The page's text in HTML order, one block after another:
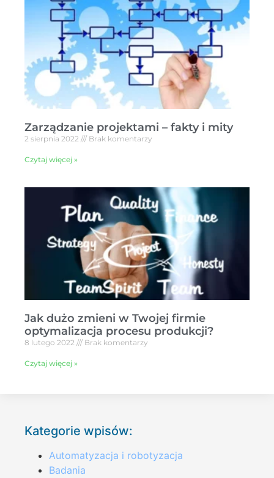
Zarządzanie projektami – fakty i mity
2 sierpnia 2022 Brak komentarzy
Czytaj więcej »
Jak dużo zmieni w Twojej firmie
optymalizacja procesu produkcji?
8 lutego 2022 Brak komentarzy
Czytaj więcej »
Kategorie wpisów:
Automatyzacja i robotyzacja
Badania